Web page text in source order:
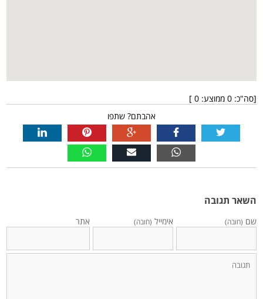
[סה"כ: 0 ממוצע: 0
]
אהבתם? שתפו
השאר תגובה
שם (חובה) אימייל (חובה) אתר